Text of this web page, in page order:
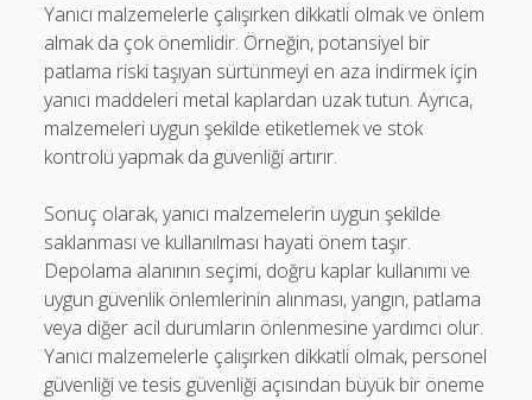
Yanıcı malzemelerle çalışırken dikkatli olmak ve önlem
almak da çok önemlidir. Örneğin, potansiyel bir
patlama riski taşıyan sürtünmeyi en aza indirmek için
yanıcı maddeleri metal kaplardan uzak tutun. Ayrıca,
malzemeleri uygun şekilde etiketlemek ve stok
kontrolü yapmak da güvenliği artırır.
Sonuç olarak, yanıcı malzemelerin uygun şekilde
saklanması ve kullanılması hayati önem taşır.
Depolama alanının seçimi, doğru kaplar kullanımı ve
uygun güvenlik önlemlerinin alınması, yangın, patlama
veya diğer acil durumların önlenmesine yardımcı olur.
Yanıcı malzemelerle çalışırken dikkatli olmak, personel
güvenliği ve tesis güvenliği açısından büyük bir öneme